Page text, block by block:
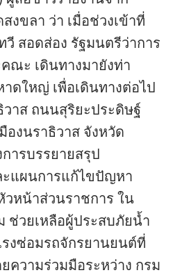
งขลา ว่า เมื่อช่วงเข้าที่
สอดส่อง รัฐมนตรีว่าการ
ณะ เดินทางมายังท่า
ดใหญ่ เพื่อเดินทางต่อไป
วาส ถนนสุริยะประดิษฐ์
องนราธิวาส จังหวัด
ารบรรยายสรุป
แผนการแก้ไขปัญหา
หน้าส่วนราชการ ใน
ช่วยเหลือผู้ประสบภัยน้ำ
งซ่อมรถจักรยานยนต์ที่
ความร่วมมือระหว่าง กรม